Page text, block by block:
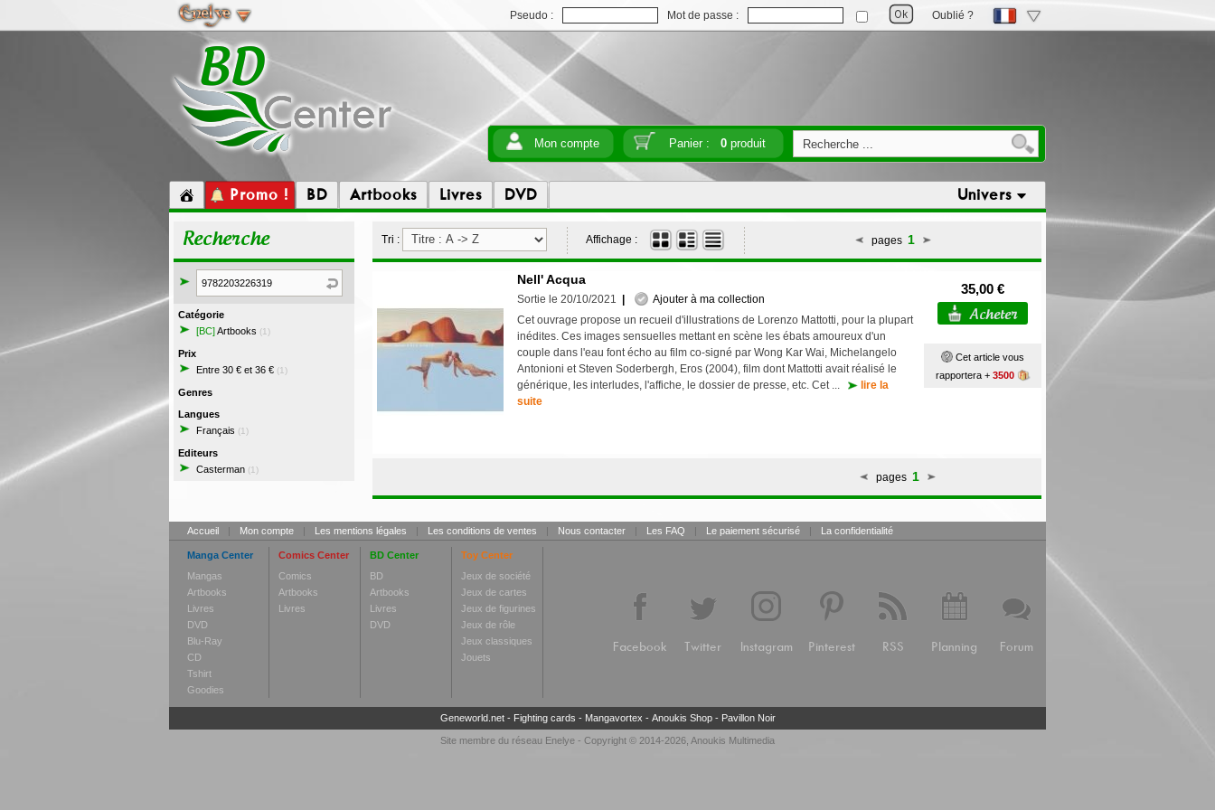
Pseudo : Mot de passe : Oublié ?
Mon compte Panier : 0produit
Promo ! BD Artbooks Livres DVD Univers
Recherche
Catégorie
[BC]Artbooks (1)
Prix
Entre 30 € et 36 € (1)
Genres
Langues
Français (1)
Editeurs
Casterman (1)
Tri : Affichage : pages 1
Nell' Acqua
Sortie le 20/10/2021
Ajouter à ma collection
Cet ouvrage propose un recueil d'illustrations de Lorenzo Mattotti, pour la plupart
inédites. Ces images sensuelles mettant en scène les ébats amoureux d'un
couple dans l'eau font écho au film co-signé par Wong Kar Wai, Michelangelo
Antonioni et Steven Soderbergh, Eros (2004), film dont Mattotti avait réalisé le
générique, les interludes, l'affiche, le dossier de presse, etc. Cet ...
lire la
suite
35,00 €
Cet article vous
rapportera + 3500
pages 1
Accueil | Mon compte | Les mentions légales | Les conditions de ventes | Nous contacter | Les FAQ | Le paiement sécurisé | La confidentialité
Manga Center
Mangas
Artbooks
Livres
DVD
Blu-Ray
CD
Tshirt
Goodies
Comics Center
Comics
Artbooks
Livres
BD Center
BD
Artbooks
Livres
DVD
Toy Center
Jeux de société
Jeux de cartes
Jeux de figurines
Jeux de rôle
Jeux classiques
Jouets
Facebook Twitter Instagram Pinterest RSS Planning Forum
Geneworld.net- Fighting cards - Mangavortex - Anoukis Shop- Pavillon Noir
Site membre du réseau Enelye - Copyright © 2014-2026, Anoukis Multimedia